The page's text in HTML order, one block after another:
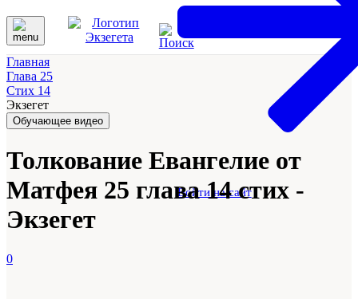
Войти на сайт
Главная
Глава 25
Стих 14
Экзегет
Обучающее видео
Толкование Евангелие от
Матфея 25 глава 14 стих -
Экзегет
0